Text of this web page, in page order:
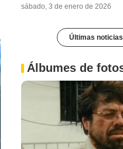
sábado, 3 de enero de 2026
Últimas
Álbumes de